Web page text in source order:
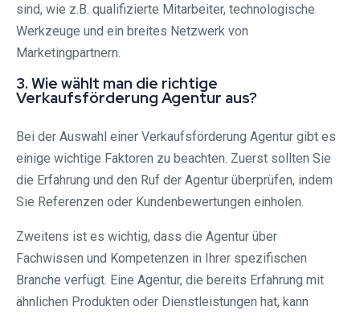
sind, wie z.B. qualifizierte Mitarbeiter, technologische
Werkzeuge und ein breites Netzwerk von
Marketingpartnern.
3. Wie wählt man die richtige
Verkaufsförderung Agentur aus?
Bei der Auswahl einer Verkaufsförderung Agentur gibt es
einige wichtige Faktoren zu beachten. Zuerst sollten Sie
die Erfahrung und den Ruf der Agentur überprüfen, indem
Sie Referenzen oder Kundenbewertungen einholen.
Zweitens ist es wichtig, dass die Agentur über
Fachwissen und Kompetenzen in Ihrer spezifischen
Branche verfügt. Eine Agentur, die bereits Erfahrung mit
ähnlichen Produkten oder Dienstleistungen hat, kann